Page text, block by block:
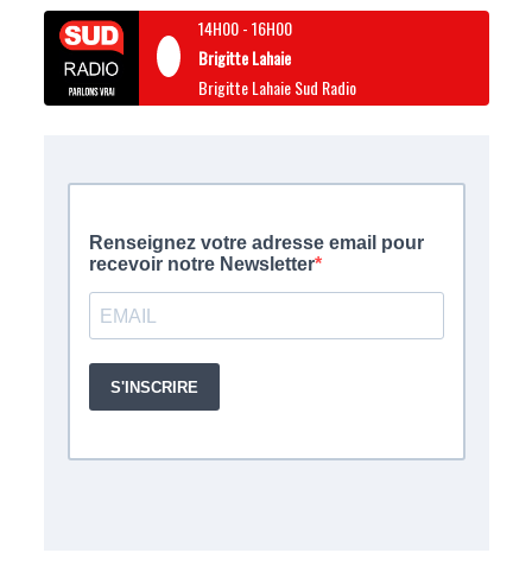
14H00-16H00
Brigitte Lahaie
Brigitte Lahaie Sud Radio